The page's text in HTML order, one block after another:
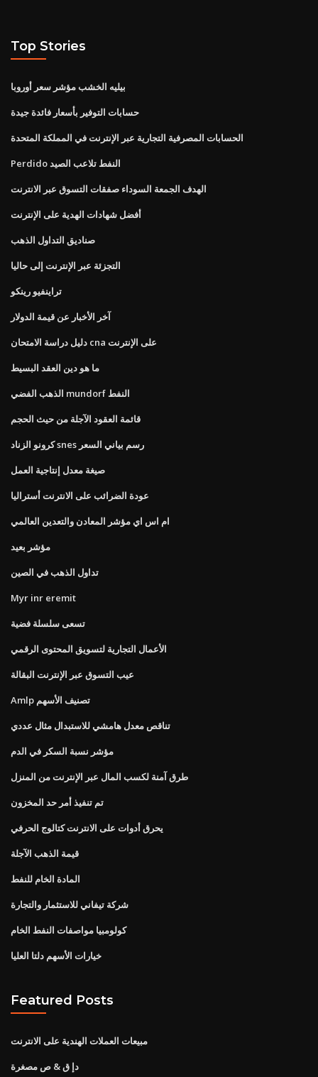
Top Stories
بيليه الخشب مؤشر سعر أوروبا
حسابات التوفير بأسعار فائدة جيدة
الحسابات المصرفية التجارية عبر الإنترنت في المملكة المتحدة
Perdido النفط تلاعب الصيد
الهدف الجمعة السوداء صفقات التسوق عبر الانترنت
أفضل شهادات الهدية على الإنترنت
صناديق التداول الذهب
التجزئة عبر الإنترنت إلى حاليا
تراينفيو رينكو
آخر الأخبار عن قيمة الدولار
دليل دراسة الامتحان cna على الإنترنت
ما هو دين العقد البسيط
الذهب الفضي mundorf النفط
قائمة العقود الآجلة من حيث الحجم
كرونو الزناد snes رسم بياني السعر
صيغة معدل إنتاجية العمل
عودة الضرائب على الانترنت أستراليا
ام اس اي مؤشر المعادن والتعدين العالمي
مؤشر بعيد
تداول الذهب في الصين
Myr inr eremit
تسعى سلسلة فضية
الأعمال التجارية لتسويق المحتوى الرقمي
عيب التسوق عبر الإنترنت البقالة
Amlp تصنيف الأسهم
تناقص معدل هامشي للاستبدال مثال عددي
مؤشر نسبة السكر في الدم
طرق آمنة لكسب المال عبر الإنترنت من المنزل
تم تنفيذ أمر حد المخزون
يحرق أدوات على الانترنت كتالوج الحرفي
قيمة الذهب الآجلة
المادة الخام للنفط
شركة تيفاني للاستثمار والتجارة
كولومبيا مواصفات النفط الخام
خيارات الأسهم دلتا العليا
Featured Posts
مبيعات العملات الهندية على الانترنت
دإ ق & ص مصغرة